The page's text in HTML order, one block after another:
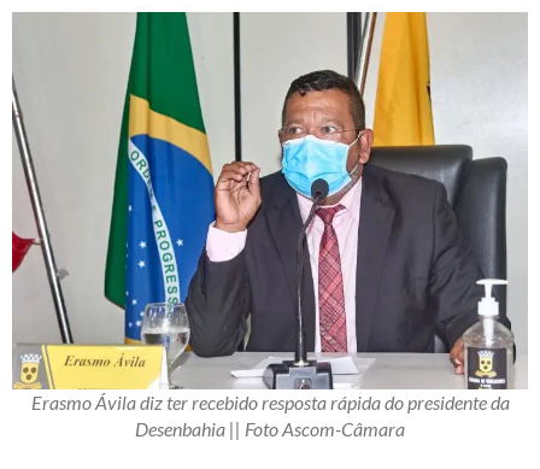
Erasmo Ávila diz ter recebido resposta rápida do presidente da
Desenbahia || Foto Ascom-Câmara